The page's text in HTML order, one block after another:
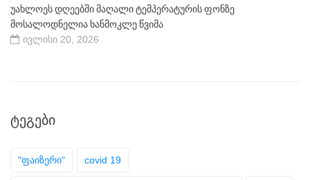
უახლოეს დღეებში მაღალი ტემპერატურის ფონზე
მოსალოდნელია ხანმოკლე წვიმა
ივლისი 20, 2026
ᲢᲔᲒᲔᲑᲘ
"ფაიზერი" covid 19